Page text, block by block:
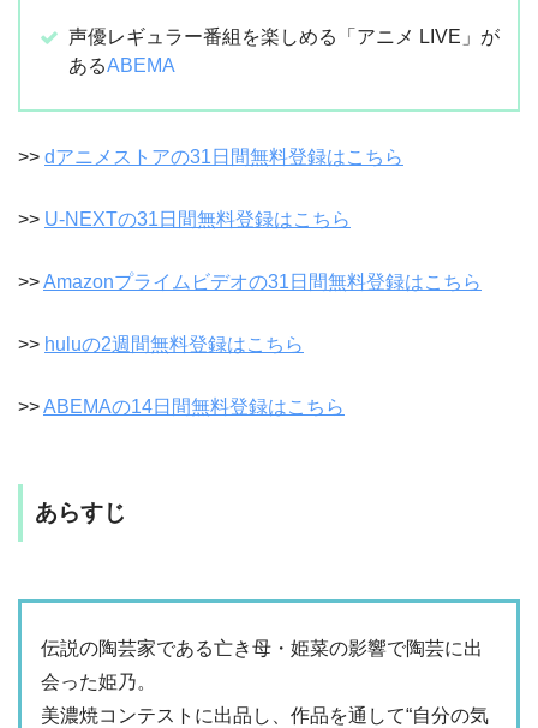
声優レギュラー番組を楽しめる「アニメ LIVE」が
あるABEMA
>> dアニメストアの31日間無料登録はこちら
>> U-NEXTの31日間無料登録はこちら
>>Amazonプライムビデオの31日間無料登録はこちら
>> huluの2週間無料登録はこちら
>>ABEMAの14日間無料登録はこちら
あらすじ
伝説の陶芸家である亡き母・姫菜の影響で陶芸に出
会った姫乃。
美濃焼コンテストに出品し、作品を通して“自分の気